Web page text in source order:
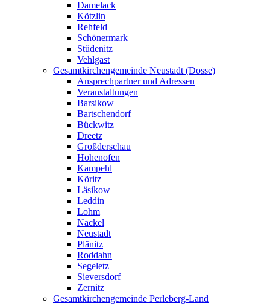
Damelack
Kötzlin
Rehfeld
Schönermark
Stüdenitz
Vehlgast
Gesamtkirchengemeinde Neustadt (Dosse)
Ansprechpartner und Adressen
Veranstaltungen
Barsikow
Bartschendorf
Bückwitz
Dreetz
Großderschau
Hohenofen
Kampehl
Köritz
Läsikow
Leddin
Lohm
Nackel
Neustadt
Plänitz
Roddahn
Segeletz
Sieversdorf
Zernitz
Gesamtkirchengemeinde Perleberg-Land